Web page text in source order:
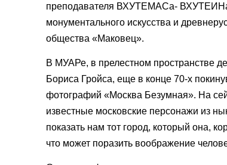
преподавателя ВХУТЕМАСа- ВХУТЕИНа,
монументального искусства и
общества «Маковец».
В МУАРе, в прелестном пространстве
Бориса Гройса, еще в конце 70-х
фотографий «Москва Безумная». На
известные московские персонажи из
показать нам тот город, который она,
что может поразить воображение